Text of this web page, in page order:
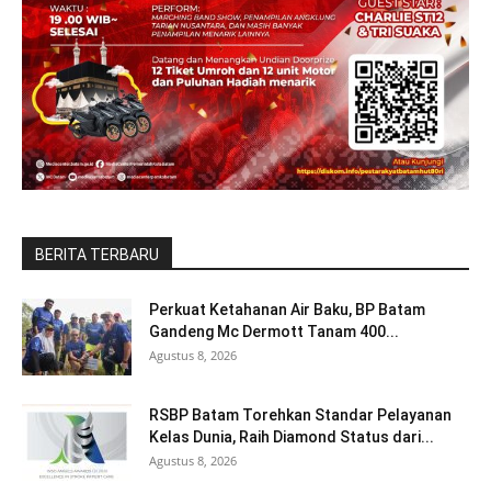
BERITA TERBARU
Perkuat Ketahanan Air Baku, BP Batam
Gandeng Mc Dermott Tanam 400...
Agustus 8, 2026
RSBP Batam Torehkan Standar Pelayanan
Kelas Dunia, Raih Diamond Status dari...
Agustus 8, 2026